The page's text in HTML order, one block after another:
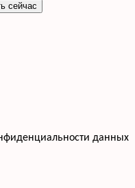
сейчас
данных